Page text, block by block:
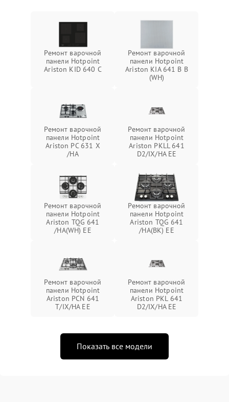
Ремонт варочной
панели Hotpoint
Ariston KID 640 C
Ремонт варочной
панели Hotpoint
Ariston KIA 641 B B
(WH)
Ремонт варочной
панели Hotpoint
Ariston PC 631 X
/HA
Ремонт варочной
панели Hotpoint
Ariston PKLL 641
D2/IX/HA EE
Ремонт варочной
панели Hotpoint
Ariston TQG 641
/HA(WH) EE
Ремонт варочной
панели Hotpoint
Ariston TQG 641
/HA(BK) EE
Ремонт варочной
панели Hotpoint
Ariston PCN 641
T/IX/HA EE
Ремонт варочной
панели Hotpoint
Ariston PKL 641
D2/IX/HA EE
Показать все модели